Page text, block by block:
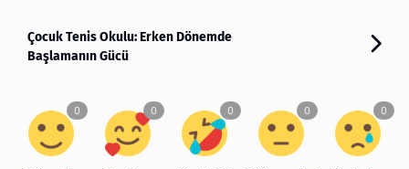
Çocuk Tenis Okulu: Erken Dönemde
Başlamanın Gücü